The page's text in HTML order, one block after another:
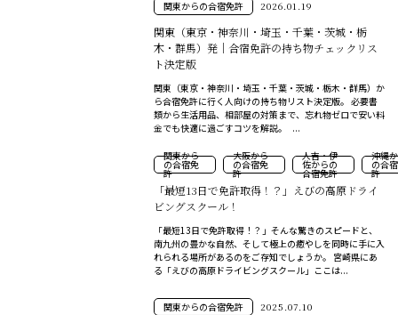
関東からの合宿免許 2026.01.19
関東（東京・神奈川・埼玉・千葉・茨城・栃
木・群馬）発｜合宿免許の持ち物チェックリス
ト決定版
関東（東京・神奈川・埼玉・千葉・茨城・栃木・群馬）か
ら合宿免許に行く人向けの持ち物リスト決定版。 必要書
類から生活用品、相部屋の対策まで、忘れ物ゼロで安い料
金でも快適に過ごすコツを解説。 ...
関東から
の合宿免
許
大阪から
の合宿免
許
人吉・伊
佐からの
合宿免許
沖縄
の合
許
「最短13日で免許取得！？」えびの高原ドライ
ビングスクール！
「最短13日で免許取得！？」そんな驚きのスピードと、
南九州の豊かな自然、そして極上の癒やしを同時に手に入
れられる場所があるのをご存知でしょうか。 宮崎県にあ
る「えびの高原ドライビングスクール」ここは...
関東からの合宿免許 2025.07.10